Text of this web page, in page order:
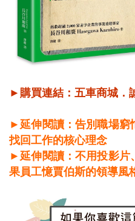
►購買連結： 五車商城 ．
►延伸閱讀：告別職場窮
找回工作的核心理念
►延伸閱讀：不用投影片
果員工憶賈伯斯的領導風